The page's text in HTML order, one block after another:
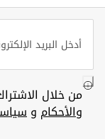
من خلال
والأحكام و